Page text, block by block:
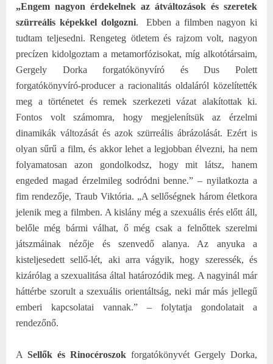
„Engem nagyon érdekelnek az átváltozások és szeretek
szürreális képekkel dolgozni.
Ebben a filmben nagyon ki
tudtam teljesedni. Rengeteg ötletem és rajzom volt, nagyon
precízen kidolgoztam a metamorfózisokat, míg alkotótársaim,
Gergely Dorka forgatókönyvíró és Dus Polett
forgatókönyvíró-producer a racionalitás oldaláról közelítették
meg a történetet és remek szerkezeti vázat alakítottak ki.
Fontos volt számomra, hogy megjelenítsük az érzelmi
dinamikák változását és azok szürreális ábrázolását. Ezért is
olyan sűrű a film, és akkor lehet a legjobban élvezni, ha nem
folyamatosan azon gondolkodsz, hogy mit látsz, hanem
engeded magad érzelmileg sodródni benne.” – nyilatkozta a
fim rendezője, Traub Viktória. „A sellőségnek három életkora
jelenik meg a filmben. A kislány még a szexuális érés előtt áll,
belőle még bármi válhat, ő még csak a felnőttek szerelmi
játszmáinak nézője és szenvedő alanya. Az anyuka a
kisteljesedett sellő-lét, aki arra vágyik, hogy szeressék, és
kizárólag a szexualitása által határozódik meg. A nagyinál már
háttérbe szorult a szexuális orientáltság, neki már más jellegű
emberi kapcsolatai vannak.” – folytatja gondolatait a
rendezőnő.
A Sellők és Rinocéroszok forgatókönyvét Gergely Dorka,